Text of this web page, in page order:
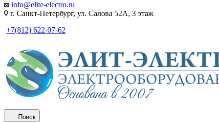
info@elite-electro.ru
г. Санкт-Петербург, ул. Салова 52А, 3 этаж
+7(812) 622-07-62
Поиск